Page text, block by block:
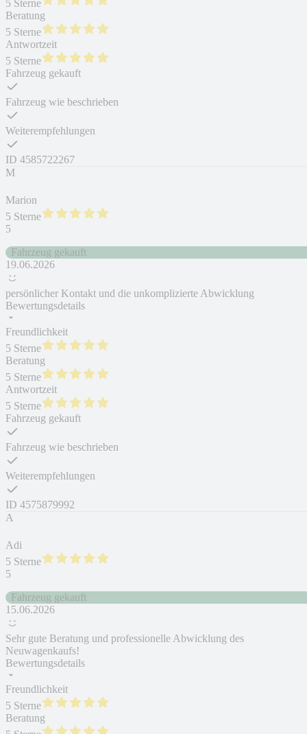
5 Sterne
Beratung
5 Sterne
Antwortzeit
5 Sterne
Fahrzeug gekauft
Fahrzeug wie beschrieben
Weiterempfehlungen
ID 4585722267
M
Marion
5 Sterne
5
Fahrzeug gekauft
19.06.2026
persönlicher Kontakt und die unkomplizierte Abwicklung
Bewertungsdetails
Freundlichkeit
5 Sterne
Beratung
5 Sterne
Antwortzeit
5 Sterne
Fahrzeug gekauft
Fahrzeug wie beschrieben
Weiterempfehlungen
ID 4575879992
A
Adi
5 Sterne
5
Fahrzeug gekauft
15.06.2026
Sehr gute Beratung und professionelle Abwicklung des
Neuwagenkaufs!
Bewertungsdetails
Freundlichkeit
5 Sterne
Beratung